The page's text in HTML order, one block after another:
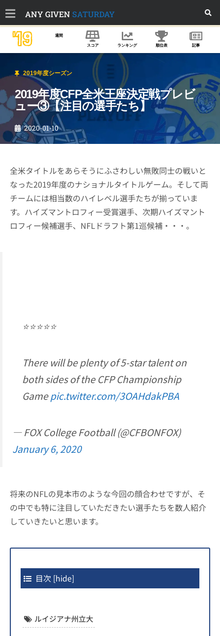
ANY GIVEN SATURDAY
'19 週間
スコア ランキング 順位表 記事
2019年度シーズン
2019年度CFP全米王座決定戦プレビ
ュー③【注目の選手たち】
2020-01-10
全米タイトルをあらそうにふさわしい無敗同士の戦いと
なった2019年度のナショナルタイトルゲーム。そして両
チームには相当数のハイレベル選手たちが揃っていま
す。ハイズマントロフィー受賞選手、次期ハイズマント
ロフィー候補選手、NFLドラフト第1巡候補・・・。
⭐️⭐️⭐️⭐️⭐️
There will be plenty of 5-star talent on
both sides of the CFP Championship
Gamepic.twitter.com/3OAHdakPBA
— FOX College Football (@CFBONFOX)
January 6, 2020
将来のNFLの見本市のような今回の顔合わせですが、そ
の中でも特に注目していただきたい選手たちを数人紹介
していきたいと思います。
目次 [hide]
ルイジアナ州立大